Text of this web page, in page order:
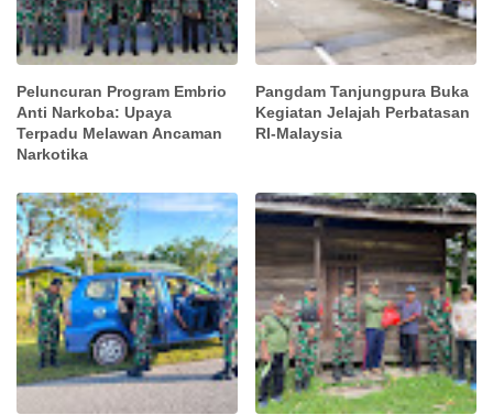
Peluncuran Program Embrio
Anti Narkoba: Upaya
Terpadu Melawan Ancaman
Narkotika
Pangdam Tanjungpura Buka
Kegiatan Jelajah Perbatasan
RI-Malaysia